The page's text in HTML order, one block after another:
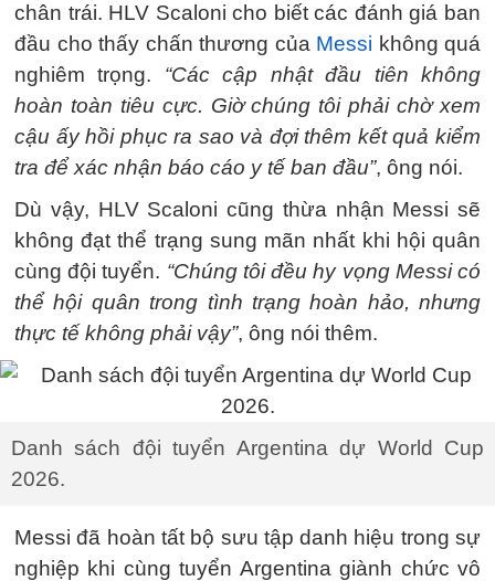
chân trái. HLV Scaloni cho biết các đánh giá ban
đầu cho thấy chấn thương của Messi không quá
nghiêm trọng. “Các cập nhật đầu tiên không
hoàn toàn tiêu cực. Giờ chúng tôi phải chờ xem
cậu ấy hồi phục ra sao và đợi thêm kết quả kiểm
tra để xác nhận báo cáo y tế ban đầu”, ông nói.
Dù vậy, HLV Scaloni cũng thừa nhận Messi sẽ
không đạt thể trạng sung mãn nhất khi hội quân
cùng đội tuyển. “Chúng tôi đều hy vọng Messi có
thể hội quân trong tình trạng hoàn hảo, nhưng
thực tế không phải vậy”, ông nói thêm.
Danh sách đội tuyển Argentina dự World Cup
2026.
Messi đã hoàn tất bộ sưu tập danh hiệu trong sự
nghiệp khi cùng tuyển Argentina giành chức vô